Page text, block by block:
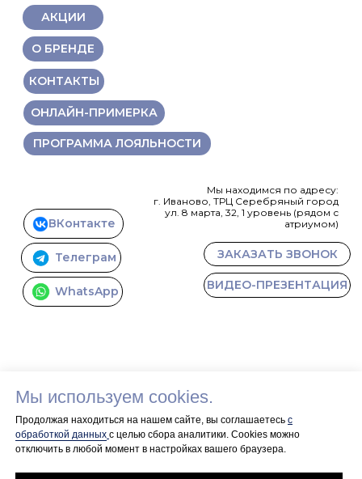
Мы используем cookies.
Продолжая находиться на нашем сайте, вы соглашаетесь с
обработкой данных с целью сбора аналитики. Сookies можно
отключить в любой момент в настройках вашего браузера.
Мы находимся по адресу:
г. Иваново, ТРЦ Серебряный город
ул. 8 марта, 32, 1 уровень (рядом с
атриумом)
22
АКЦИИ
О БРЕНДЕ
КОНТАКТЫ
ОНЛАЙН-ПРИМЕРКА
ПРОГРАММА ЛОЯЛЬНОСТИ
ВКонтакте
Телеграм
WhatsApp
ЗАКАЗАТЬ ЗВОНОК
ВИДЕО-ПРЕЗЕНТАЦИЯ